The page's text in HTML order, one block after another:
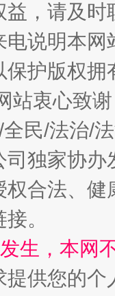
，请及
说明本
护版权
站衷心致
民/法治/
独家协
权合法、
。
生，本网
提供您的个